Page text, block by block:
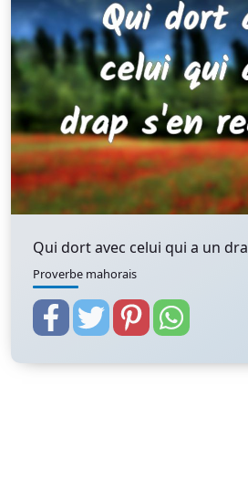
Qui dort avec celui qui a un
Proverbe mahorais